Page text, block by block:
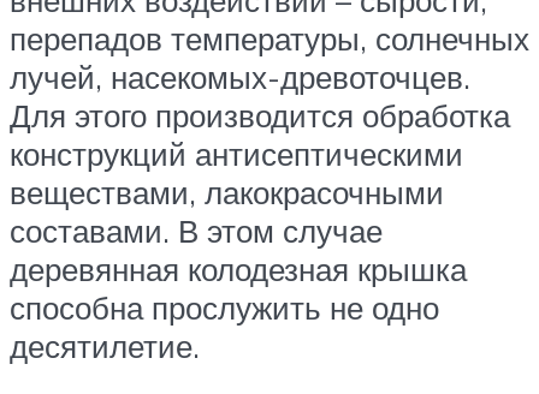
перепадов температуры, солнечных
лучей, насекомых-древоточцев.
Для этого производится обработка
конструкций антисептическими
веществами, лакокрасочными
составами. В этом случае
деревянная колодезная крышка
способна прослужить не одно
десятилетие.